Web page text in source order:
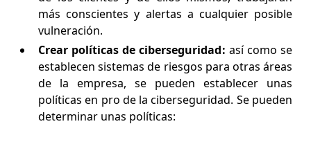
más conscientes y alertas a cualquier posible
vulneración.
Crear políticas de ciberseguridad: así como se
establecen sistemas de riesgos para otras áreas
de la empresa, se pueden establecer unas
políticas en pro de la ciberseguridad. Se pueden
determinar unas políticas: